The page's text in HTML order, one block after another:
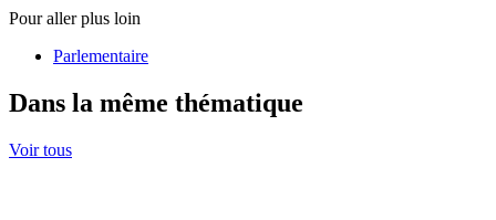
Pour aller plus loin
Parlementaire
Dans la même thématique
Voir tous